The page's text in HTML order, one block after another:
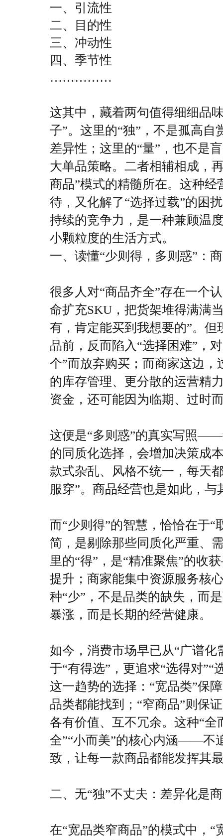
一、引流性
二、目的性
三、冲动性
四、季节性
……………
这其中，藏着两句值得细细品
子”。 这里的“独”，不是孤高
差异性；这里的“量”，也不是
大单品策略。二者相辅相成，
商品”模式的精髓所在。这种经
待，又化解了“选择过载”的困
持续的竞争力，是一种兼顾温
小颗粒度的生活方式。
一、读懂“少则得，多则惑”：
很多人对“商品齐全”存在一个
命扩充SKU，把货架堆得满满
有，肯定能买到我想要的”。
品前，反而陷入“选择困难”，
个”而放弃购买；而商家这边
的库存管理、更分散的运营精
资金，还可能因为临期、过时
这便是“多则惑”的真实写照
的同质化选择，会增加决策成
款式杂乱、风格不统一，每天
服穿”。商品经营也是如此，与
而“少则得”的智慧，恰恰在于“
简，是剔除那些同质化严重、
里的“得”，是“精准聚焦”的
提升；商家能集中资源服务核
种“少”，不是品类的缺失，而
暴涨，而是长期的经营健康。
如今，消费市场早已从“广谱化
于“有得选”，更追求“选得对
这一趋势的选择：“宽品类”保
品类都能找到；“窄商品”则保
各有价值、互不冗余。这种“
全”“小而美”的核心内涵——不
致，让每一款商品都能发挥其
二、无“独”不丈夫：差异化是
在“宽品类窄商品”的模式中，“